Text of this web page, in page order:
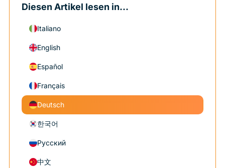
Diesen Artikel lesen in...
Italiano
English
Español
Français
Deutsch
한국어
Русский
中文